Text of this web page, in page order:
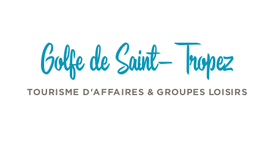
Golfe de Saint-Tropez
TOURISME D'AFFAIRES & GROUPES LOISIRS